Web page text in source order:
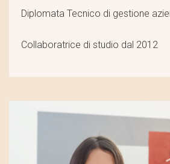
Diplomata Tecnico di gestione
Collaboratrice di studio dal 2012